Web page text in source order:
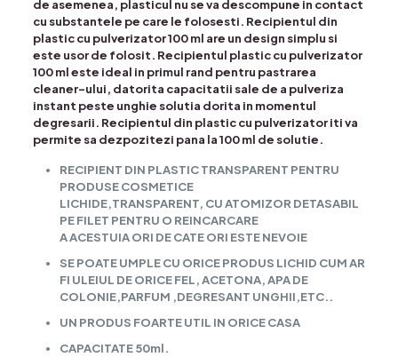
de asemenea, plasticul nu se va descompune in contact
cu substantele pe care le folosesti. Recipientul din
plastic cu pulverizator 100 ml are un design simplu si
este usor de folosit. Recipientul plastic cu pulverizator
100 ml este ideal in primul rand pentru pastrarea
cleaner-ului, datorita capacitatii sale de a pulveriza
instant peste unghie solutia dorita in momentul
degresarii. Recipientul din plastic cu pulverizator iti va
permite sa dezpozitezi pana la 100 ml de solutie.
RECIPIENT DIN PLASTIC TRANSPARENT PENTRU
PRODUSE COSMETICE
LICHIDE,TRANSPARENT, CU ATOMIZOR DETASABIL
PE FILET PENTRU O REINCARCARE
A ACESTUIA ORI DE CATE ORI ESTE NEVOIE
SE POATE UMPLE CU ORICE PRODUS LICHID CUM AR
FI ULEIUL DE ORICE FEL, ACETONA, APA DE
COLONIE,PARFUM ,DEGRESANT UNGHII,ETC..
UN PRODUS FOARTE UTIL IN ORICE CASA
CAPACITATE 50ml.